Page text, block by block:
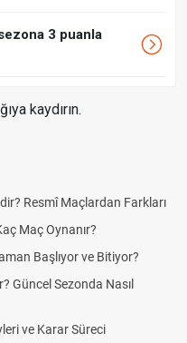
3 puanla
kaydırın.
Durumunda AG, OM ve Diğer
Ne Demek? Sporda Skor ve
Nasıl Oynanır? Temel Futbol
Golü Kuralı Nedir?
Sonuçları Ne Zaman